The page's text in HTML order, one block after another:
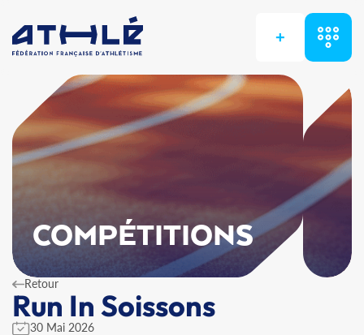
+
COMPÉTITIONS
Retour
Run In Soissons
30 Mai 2026